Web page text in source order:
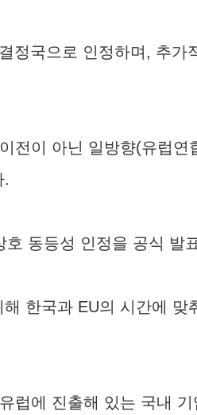
정국으로 인정하며, 추가
전이 아닌 일방향(유럽
.
호 동등성 인정을 공식 발
한국과 EU의 시간에 맞
럽에 진출해 있는 국내